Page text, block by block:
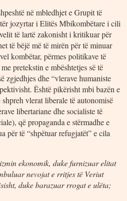
në mbledhjet e Grupit të
jozyrtar i Elitës Mbikombëtare i cili
të lartë zakonisht i kritikuar për
të bëjë më të mirën për të minuar
kombëtar, përmes politikave të
pretekstin e mbështetjes së të
zgjedhjes dhe “vlerave humaniste
Është pikërisht mbi bazën e
vlerat liberale të autonomisë
libertariane dhe socialiste të
që propaganda e stërmadhe e
për të “shpëtuar refugjatët” e cila
ekonomik, duke furnizuar elitat
nevojat e rritjes të Veriut
duke barazuar rrogat e ulëta;